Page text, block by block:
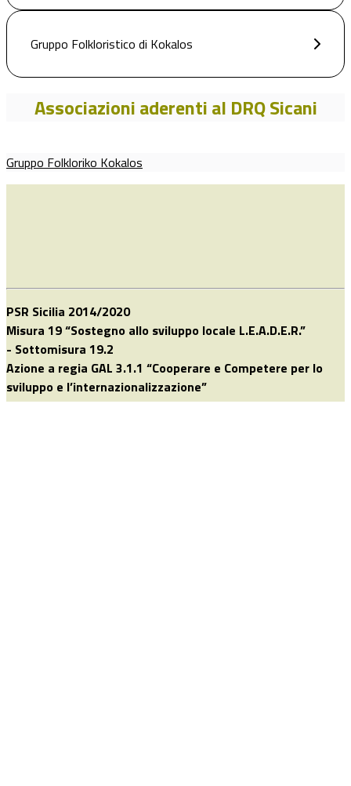
Gruppo Folkloristico di Kokalos
Associazioni aderenti al DRQ Sicani
Gruppo Folkloriko Kokalos
PSR Sicilia 2014/2020
Misura 19 “Sostegno allo sviluppo locale L.E.A.D.E.R.”
- Sottomisura 19.2
Azione a regia GAL 3.1.1 “Cooperare e Competere per lo
sviluppo e l’internazionalizzazione”
CUP G74E21000140009